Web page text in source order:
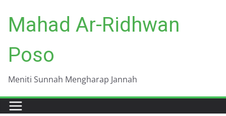
content
Mahad Ar-Ridhwan
Poso
Meniti Sunnah Mengharap Jannah